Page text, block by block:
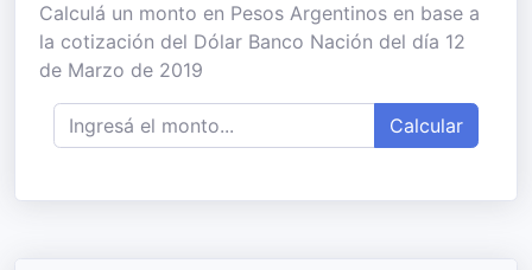
Calculá un monto en Pesos Argentinos en base a
la cotización del Dólar Banco Nación del día 12
de Marzo de 2019
Calcular